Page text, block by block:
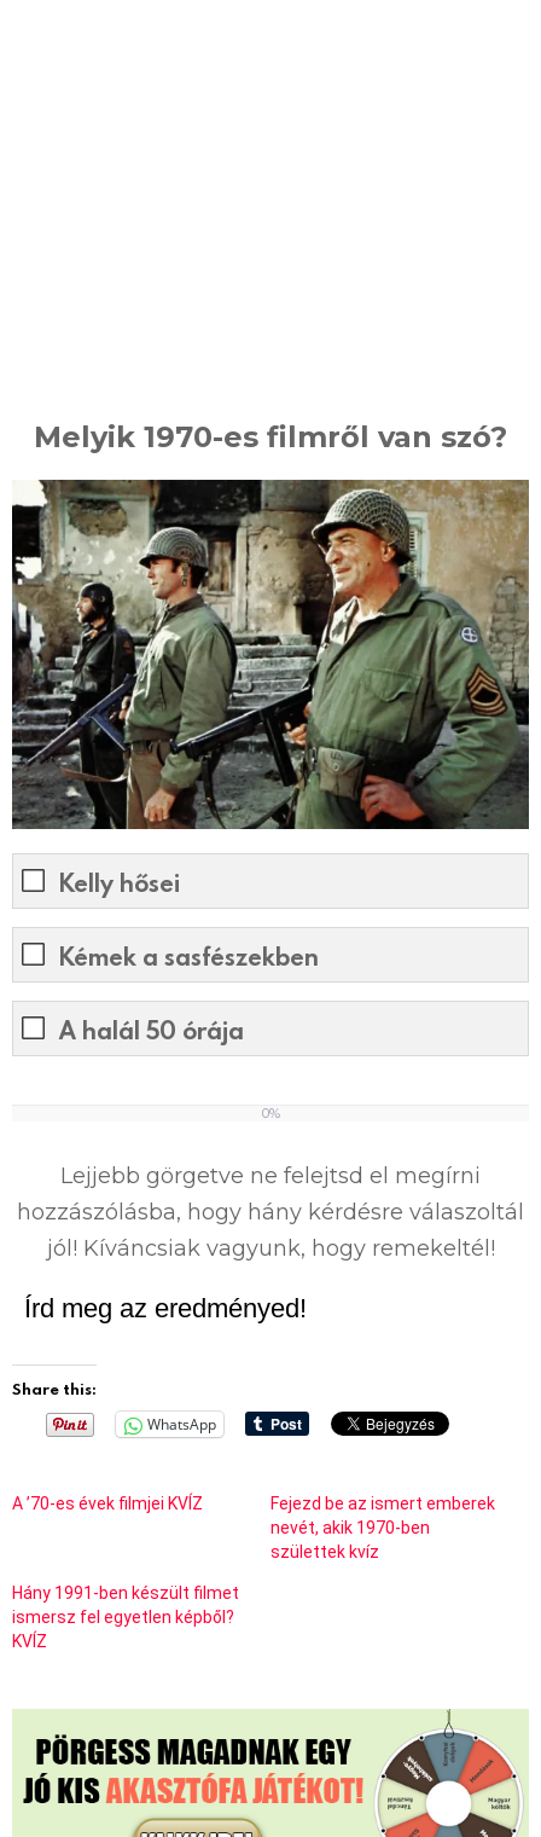
Melyik 1970-es filmről van szó?
Kelly hősei
Kémek a sasfészekben
A halál 50 órája
0%
Lejjebb görgetve ne felejtsd el megírni
hozzászólásba, hogy hány kérdésre válaszoltál
jól! Kíváncsiak vagyunk, hogy remekeltél!
Írd meg az eredményed!
Share this:
WhatsApp
A ’70-es évek filmjei KVÍZ
Fejezd be az ismert emberek
nevét, akik 1970-ben
születtek kvíz
Hány 1991-ben készült filmet
ismersz fel egyetlen képből?
KVÍZ